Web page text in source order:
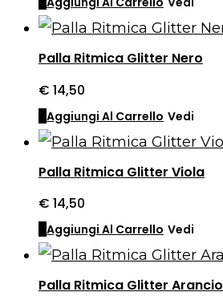
Palla Ritmica Glitter Nero
€ 14,50
Aggiungi Al Carrello Vedi
Palla Ritmica Glitter Viola
€ 14,50
Aggiungi Al Carrello Vedi
Palla Ritmica Glitter Arancio